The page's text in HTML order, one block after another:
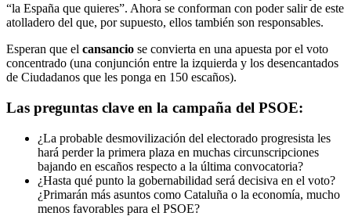
“la España que quieres”. Ahora se conforman con poder salir de este
atolladero del que, por supuesto, ellos también son responsables.
Esperan que el cansancio se convierta en una apuesta por el voto
concentrado (una conjunción entre la izquierda y los desencantados
de Ciudadanos que les ponga en 150 escaños).
Las preguntas clave en la campaña del PSOE:
¿La probable desmovilización del electorado progresista les
hará perder la primera plaza en muchas circunscripciones
bajando en escaños respecto a la última convocatoria?
¿Hasta qué punto la gobernabilidad será decisiva en el voto?
¿Primarán más asuntos como Cataluña o la economía, mucho
menos favorables para el PSOE?